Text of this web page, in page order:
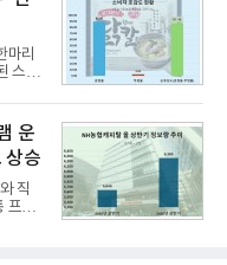
벌
주
통해
반떼
인
마리
스토
넘는
지
과를
리
성
의
도 쫄
운
상승
직
프로